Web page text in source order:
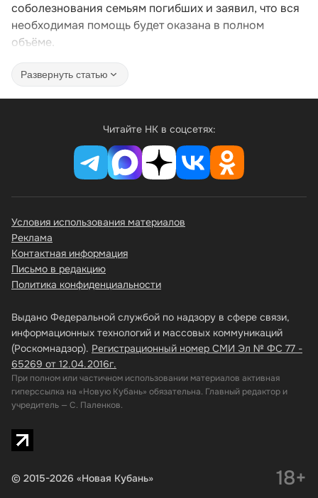
соболезнования семьям погибших и заявил, что вся
необходимая помощь будет оказана в полном
объёме.
Развернуть статью
Читайте НК в соцсетях:
Выдано Федеральной службой по надзору в сфере связи,
информационных технологий и массовых коммуникаций
(Роскомнадзор). Регистрационный номер СМИ Эл № ФС 77 -
65269 от 12.04.2016г.
При полном или частичном использовании материалов активная
гиперссылка на «Новую Кубань» обязательна. Главный редактор и
учредитель — С. Паленков.
Условия использования материалов
Реклама
Контактная информация
Письмо в редакцию
Политика конфиденциальности
© 2015-2026 «Новая Кубань» 18+